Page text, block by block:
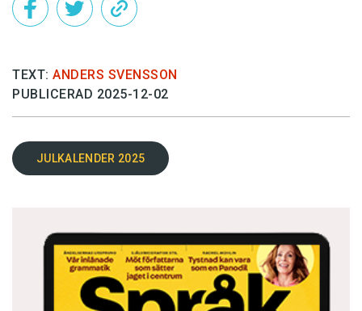
TEXT: ANDERS SVENSSON
PUBLICERAD 2025-12-02
JULKALENDER 2025